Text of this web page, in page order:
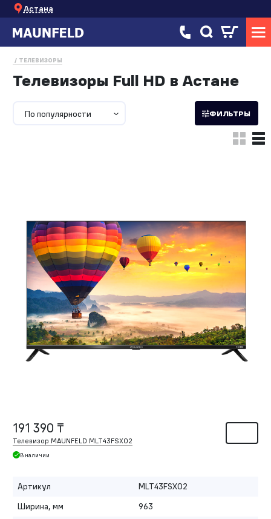
Астана
ТЕЛЕВИЗОРЫ
Телевизоры Full HD в Астане
По популярности ФИЛЬТРЫ
191 390 ₸
Телевизор MAUNFELD MLT43FSX02
В наличии
Артикул
MLT43FSX02
Ширина, мм
963